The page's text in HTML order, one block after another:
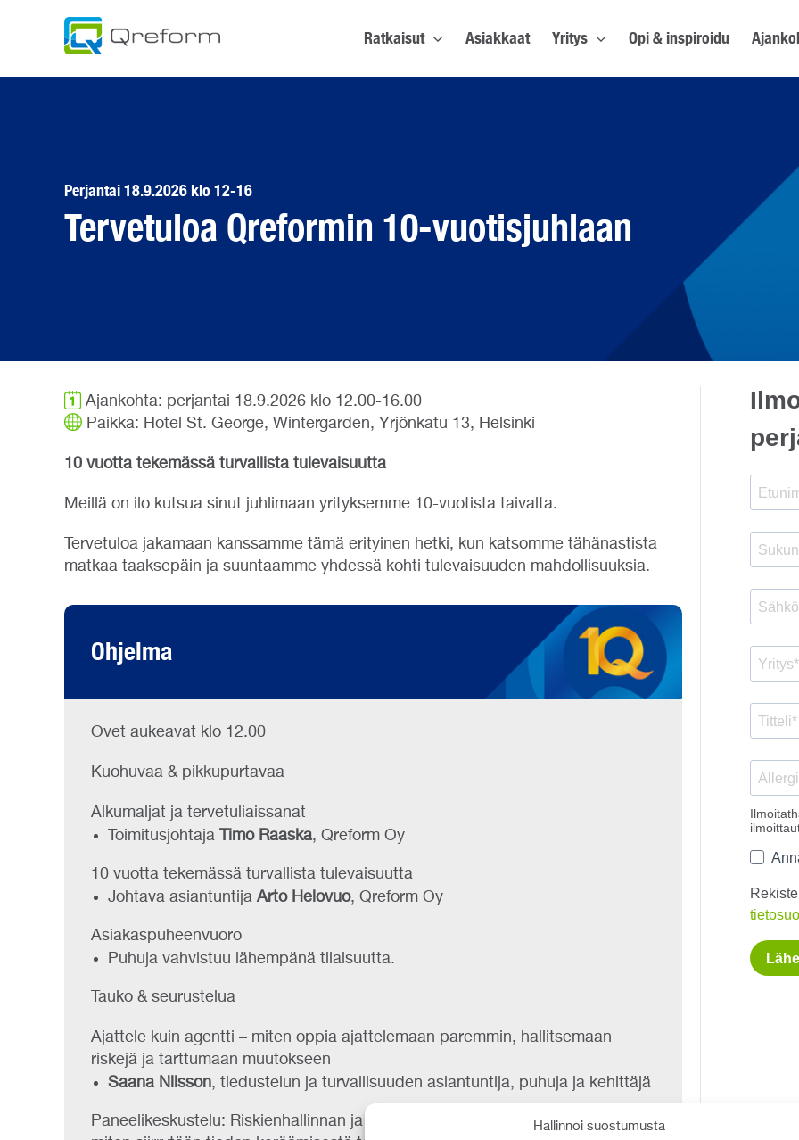
Hallinnoi suostumusta
Ratkaisut Asiakkaat Yritys Opi & inspiroidu
Perjantai 18.9.2026 klo 12-16
Tervetuloa Qreformin 10-vuotisjuhlaan
Ajankohta: perjantai 18.9.2026 klo 12.00-16.00
Paikka: Hotel St. George, Wintergarden, Yrjönkatu 13, Helsinki
10 vuotta tekemässä turvallista tulevaisuutta
Meillä on ilo kutsua sinut juhlimaan yrityksemme 10-vuotista taivalta.
Tervetuloa jakamaan kanssamme tämä erityinen hetki, kun katsomme tähänastista
matkaa taaksepäin ja suuntaamme yhdessä kohti tulevaisuuden mahdollisuuksia.
Ohjelma
Ovet aukeavat klo 12.00
Kuohuvaa & pikkupurtavaa​
Alkumaljat ja tervetuliaissanat
Toimitusjohtaja
Timo Raaska, Qreform Oy
10 vuotta tekemässä turvallista tulevaisuutta
Johtava asiantuntija Arto Helovuo, Qreform Oy
Asiakaspuheenvuoro
Puhuja vahvistuu lähempänä tilaisuutta.
Tauko & seurustelua
Ajattele kuin agentti – miten oppia ajattelemaan paremmin, hallitsemaan
riskejä ja tarttumaan muutokseen
Saana Nilsson, tiedustelun ja turvallisuuden asiantuntija, puhuja ja kehittäjä
Paneelikeskustelu: Riskienhallinnan ja turvallisuuden muutosjohtaminen –